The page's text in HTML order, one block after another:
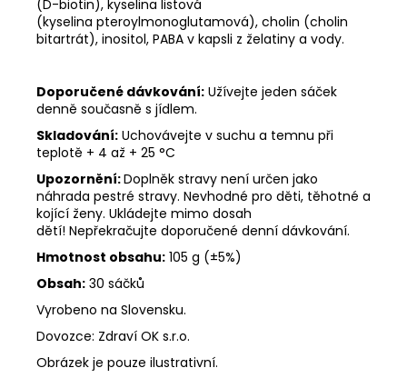
(D-biotin), kyselina listová
(kyselina pteroylmonoglutamová), cholin (cholin
bitartrát), inositol, PABA v kapsli z želatiny a vody.
Doporučené dávkování: Užívejte jeden sáček
denně současně s jídlem.
Skladování: Uchovávejte v suchu a temnu při
teplotě + 4 až + 25 °C
Upozornění:Doplněk stravy není určen jako
náhrada pestré stravy. Nevhodné pro děti, těhotné a
kojící ženy. Ukládejte mimo dosah
dětí! Nepřekračujte doporučené denní dávkování.
Hmotnost obsahu: 105 g (±5%)
Obsah: 30 sáčků
Vyrobeno na Slovensku.
Dovozce: Zdraví OK s.r.o.
Obrázek je pouze ilustrativní.